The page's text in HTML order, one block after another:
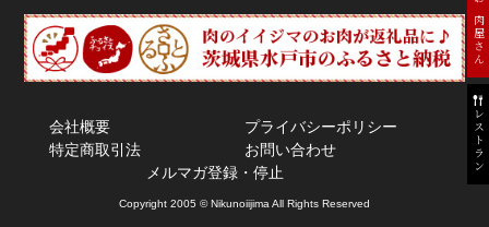
お肉屋さん
レストラン
会社概要
プライバシーポリシー
特定商取引法
お問い合わせ
メルマガ登録・停止
Copyright 2005 © Nikunoiijima All Rights Reserved